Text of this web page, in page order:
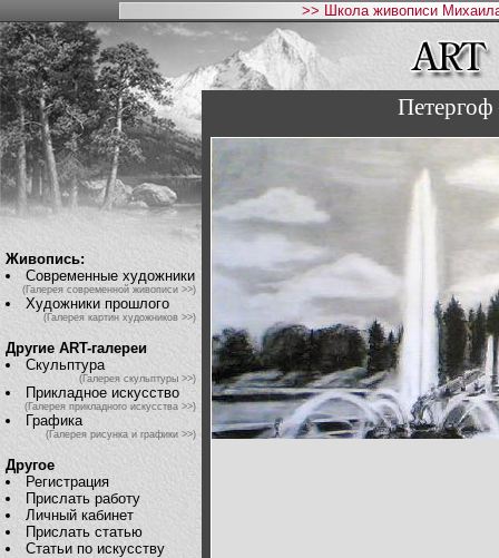
>> Школа живописи
Живопись:
Современные художники
(Галерея современной живописи >>)
Художники прошлого
(Галерея картин художников >>)
Другие ART-галереи
Скульптура
(Галерея скульптуры >>)
Прикладное искусство
(Галерея прикладного искусства >>)
Графика
(Галерея рисунка и графики >>)
Другое
Регистрация
Прислать работу
Личный кабинет
Прислать статью
Статьи по искусству